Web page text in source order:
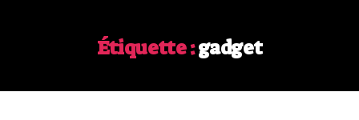
Étiquette :gadget